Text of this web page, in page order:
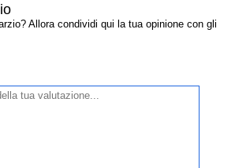
Allora condividi qui la tua opinione con gli